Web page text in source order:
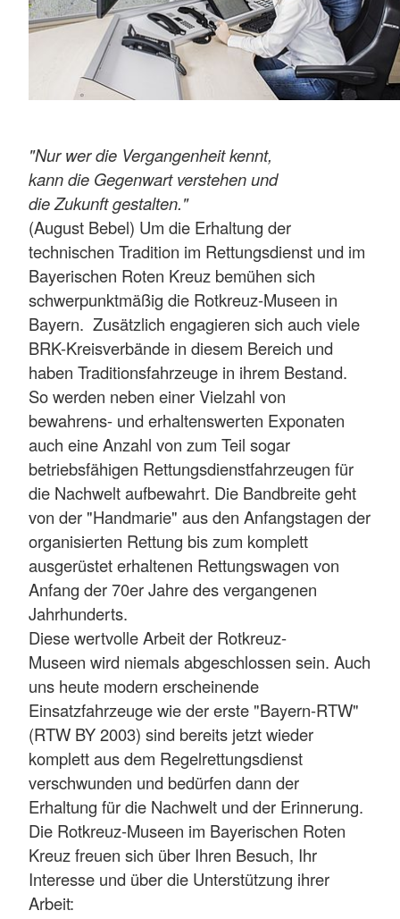
"Nur wer die Vergangenheit kennt,
kann die Gegenwart verstehen und
die Zukunft gestalten."
(August Bebel) Um die Erhaltung der
technischen Tradition im Rettungsdienst und im
Bayerischen Roten Kreuz bemühen sich
schwerpunktmäßig die Rotkreuz-Museen in
Bayern. Zusätzlich engagieren sich auch viele
BRK-Kreisverbände in diesem Bereich und
haben Traditionsfahrzeuge in ihrem Bestand.
So werden neben einer Vielzahl von
bewahrens- und erhaltenswerten Exponaten
auch eine Anzahl von zum Teil sogar
betriebsfähigen Rettungsdienstfahrzeugen für
die Nachwelt aufbewahrt. Die Bandbreite geht
von der "Handmarie" aus den Anfangstagen der
organisierten Rettung bis zum komplett
ausgerüstet erhaltenen Rettungswagen von
Anfang der 70er Jahre des vergangenen
Jahrhunderts.
Diese wertvolle Arbeit der Rotkreuz-
Museen wird niemals abgeschlossen sein. Auch
uns heute modern erscheinende
Einsatzfahrzeuge wie der erste "Bayern-RTW"
(RTW BY 2003) sind bereits jetzt wieder
komplett aus dem Regelrettungsdienst
verschwunden und bedürfen dann der
Erhaltung für die Nachwelt und der Erinnerung.
Die Rotkreuz-Museen im Bayerischen Roten
Kreuzfreuen sich über Ihren Besuch, Ihr
Interesse und über die Unterstützung ihrer
Arbeit: